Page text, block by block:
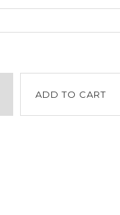
ADD TO CART